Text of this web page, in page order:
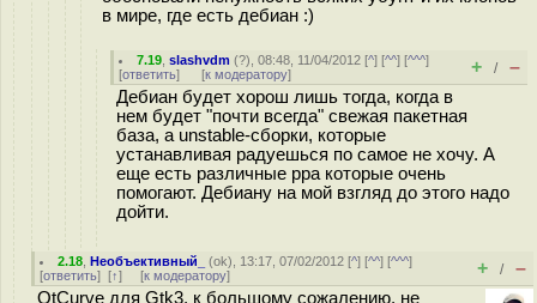
в мире, где есть дебиан :)
7.19 ,slashvdm (?), 08:48, 11/04/2012 [^] [^^] [^^^]
[ответить] [к модератору] + / –
Дебиан будет хорош лишь тогда, когда в
нем будет "почти всегда" свежая пакетная
база, а unstable-сборки, которые
устанавливая радуешься по самое не хочу. А
еще есть различные ppa которые очень
помогают. Дебиану на мой взгляд до этого надо
дойти.
2.18 ,Необъективный_ (ok), 13:17, 07/02/2012 [^] [^^] [^^^]
[ответить] [↑] [к модератору] + / –
QtCurve для Gtk3, к большому сожалению, не